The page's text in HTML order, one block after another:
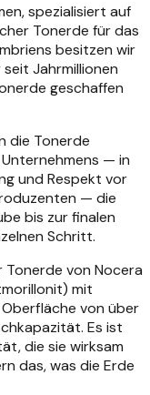
spezialisiert auf
Tonerde für das
besitzen wir
Jahrmillionen
geschaffen
die Tonerde
— in
und Respekt vor
— die
bis zur finalen
Schritt.
von Nocera
mit
von über
Es ist
die sie wirksam
das, was die Erde